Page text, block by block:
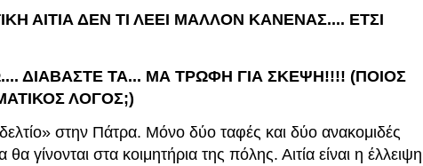
ΑΙΤΙΑ ΔΕΝ ΤΙ ΛΕΕΙ ΜΑΛΛΟΝ ΚΑΝΕΝΑΣ.... ΕΤΣΙ
ΔΙΑΒΑΣΤΕ ΤΑ... ΜΑ ΤΡΩΦΗ ΓΙΑ ΣΚΕΨΗ!!!! (ΠΟΙΟΣ
ΛΟΓΟΣ;)
στην Πάτρα. Μόνο δύο ταφές και δύο ανακομιδές
γίνονται στα κοιμητήρια της πόλης. Αιτία είναι η έλλειψη